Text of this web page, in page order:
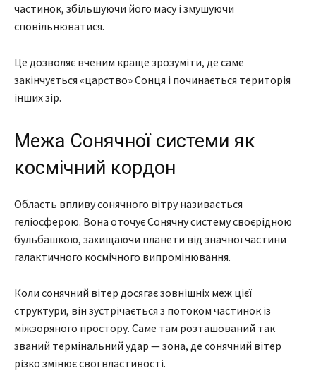
частинок, збільшуючи його масу і змушуючи
сповільнюватися.
Це дозволяє вченим краще зрозуміти, де саме
закінчується «царство» Сонця і починається територія
інших зір.
Межа Сонячної системи як
космічний кордон
Область впливу сонячного вітру називається
геліосферою. Вона оточує Сонячну систему своєрідною
бульбашкою, захищаючи планети від значної частини
галактичного космічного випромінювання.
Коли сонячний вітер досягає зовнішніх меж цієї
структури, він зустрічається з потоком частинок із
міжзоряного простору. Саме там розташований так
званий термінальний удар — зона, де сонячний вітер
різко змінює свої властивості.